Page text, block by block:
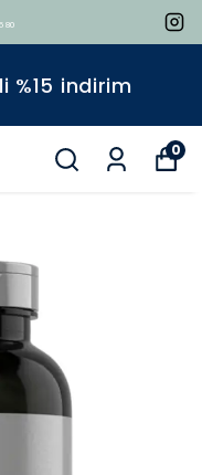
80
%15 indirim
0